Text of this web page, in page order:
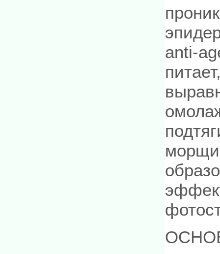
anti-